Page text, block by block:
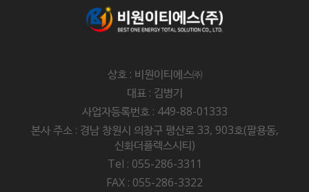
상호 : 비원이티에스㈜
대표 : 김병기
사업자등록번호 : 449-88-01333
본사 주소 : 경남 창원시 의창구 평산로 33, 903호(팔용동,
신화더플렉스시티)
Tel : 055-286-3311
FAX : 055-286-3322